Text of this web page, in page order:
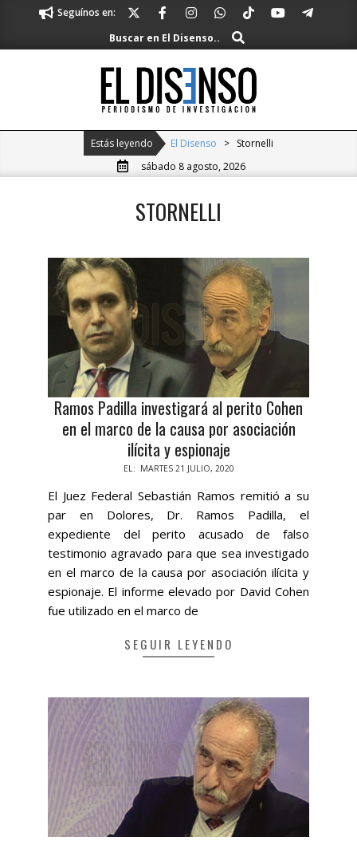
content
Seguínos en:
Buscar en El Disenso..
Buscar
El
Disenso
Menu
Estás leyendo El Disenso > Stornelli
sábado 8 agosto, 2026
STORNELLI
Ramos Padilla investigará al perito Cohen
en el marco de la causa por asociación
ilícita y espionaje
EL: MARTES 21 JULIO, 2020
El Juez Federal Sebastián Ramos remitió a su
par en Dolores, Dr. Ramos Padilla, el
expediente del perito acusado de falso
testimonio agravado para que sea investigado
en el marco de la causa por asociación ilícita y
espionaje. El informe elevado por David Cohen
fue utilizado en el marco de
SEGUIR LEYENDO